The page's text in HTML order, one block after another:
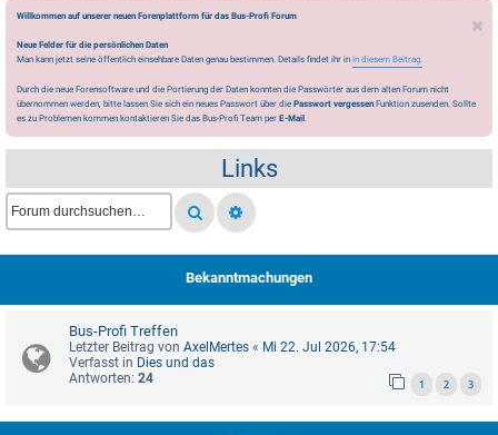
Willkommen auf unserer neuen Forenplattform für das Bus-Profi Forum
Neue Felder für die persönlichen Daten
Man kann jetzt seine öffentlich einsehbare Daten genau bestimmen. Details findet ihr in in diesem Beitrag.
Durch die neue Forensoftware und die Portierung der Daten konnten die Passwörter aus dem alten Forum nicht
übernommen werden, bitte lassen Sie sich ein neues Passwort über die Passwort vergessen Funktion zusenden. Sollte
es zu Problemen kommen kontaktieren Sie das Bus-Profi Team per E-Mail.
Links
Bekanntmachungen
Bus-Profi Treffen
Letzter Beitrag von AxelMertes « Mi 22. Jul 2026, 17:54
Verfasst in Dies und das
Antworten: 24 1 2 3